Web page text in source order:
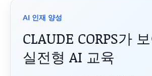
AI 인재 양성
CLAUDE CORPS가
실전형 AI 교육